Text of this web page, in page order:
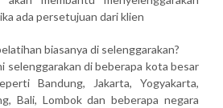
ada persetujuan dari klien
biasanya di selenggarakan?
selenggarakan di beberapa kota besar
Bandung, Jakarta, Yogyakarta,
Bali, Lombok dan beberapa negara